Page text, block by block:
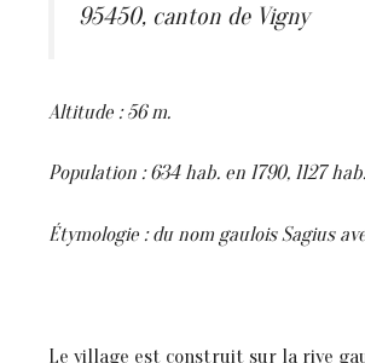
95450, canton de Vigny
Altitude : 56 m.
Population : 634 hab. en 1790, 1127
Étymologie : du nom gaulois Sagius
Le village est construit sur la rive